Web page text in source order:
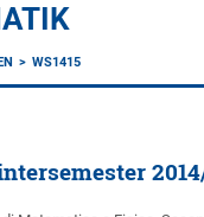
WS1415